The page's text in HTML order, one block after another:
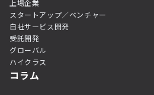
上場企業
スタートアップ／ベンチャー
自社サービス開発
受託開発
グローバル
ハイクラス
コラム